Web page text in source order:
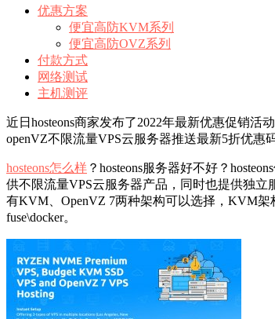
优惠方案
便宜高防KVM系列
便宜高防OVZ系列
付款方式
网络测试
主机测评
近日hosteons商家发布了2022年最新优惠促销
openVZ不限流量VPS云服务器推送最新5折优惠
hosteons怎么样 ？hosteons服务器好不好？
供不限流量VPS云服务器产品，同时也提供独
有KVM、OpenVZ 7两种架构可以选择，KVM架
fuse\docker。